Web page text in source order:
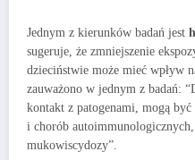
Jednym z kierunków badań jest
sugeruje, że zmniejszenie
dzieciństwie może mieć wpływ
zauważono w jednym z badań:
kontakt z patogenami, mogą
i chorób
mukowiscydozy”.